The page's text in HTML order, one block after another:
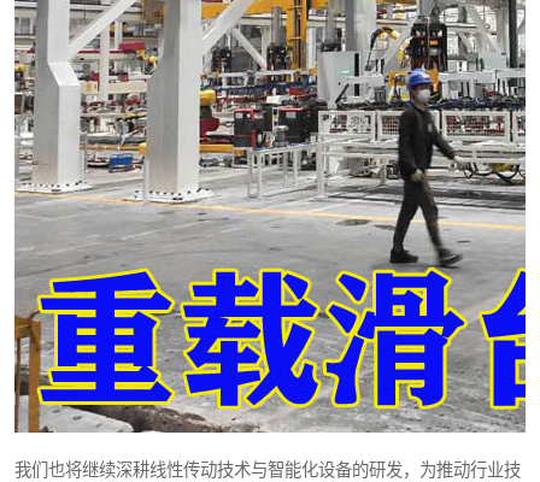
我们也将继续深耕线性传动技术与智能化设备的研发，为推动行业技